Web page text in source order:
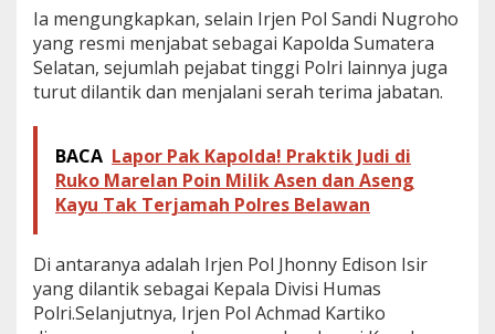
t
a
n
Ia mengungkapkan, selain Irjen Pol Sandi Nugroho
yang resmi menjabat sebagai Kapolda Sumatera
Selatan, sejumlah pejabat tinggi Polri lainnya juga
turut dilantik dan menjalani serah terima jabatan.
BACA Lapor Pak Kapolda! Praktik Judi di
Ruko Marelan Poin Milik Asen dan Aseng
Kayu Tak Terjamah Polres Belawan
Di antaranya adalah Irjen Pol Jhonny Edison Isir
yang dilantik sebagai Kepala Divisi Humas
Polri.Selanjutnya, Irjen Pol Achmad Kartiko